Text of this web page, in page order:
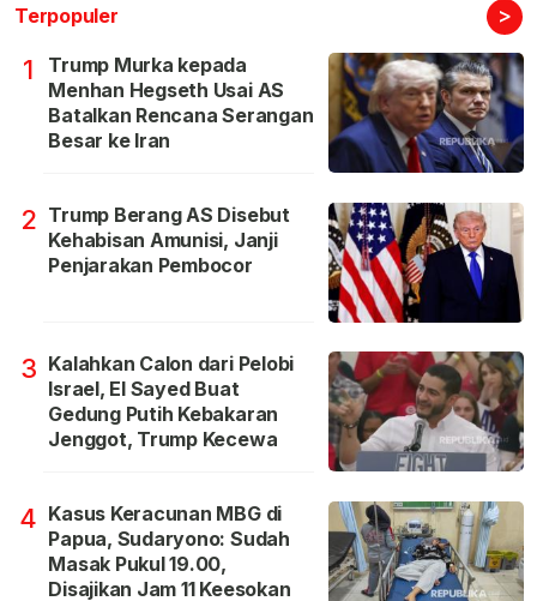
Terpopuler >
1
Trump Murka kepada
Menhan Hegseth Usai AS
Batalkan Rencana Serangan
Besar ke Iran
2 Trump Berang AS Disebut
Kehabisan Amunisi, Janji
Penjarakan Pembocor
3 Kalahkan Calon dari Pelobi
Israel, El Sayed Buat
Gedung Putih Kebakaran
Jenggot, Trump Kecewa
4 Kasus Keracunan MBG di
Papua, Sudaryono: Sudah
Masak Pukul 19.00,
Disajikan Jam 11 Keesokan